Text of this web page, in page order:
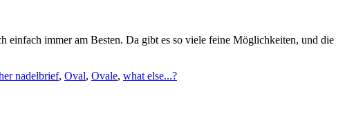
einfach immer am Besten. Da gibt es so viele feine Möglichkeiten, und die
nadelbrief, Oval, Ovale, what else...?